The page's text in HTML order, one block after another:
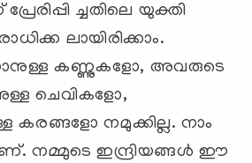
ച്ചതിലെ യുക്തി
ലായിരിക്കാം.
കണ്ണുകളോ, അവരുടെ
ചെവികളോ,
കരങ്ങളോ നമുക്കില്ല. നാം
നമ്മുടെ ഇന്ദ്രിയങ്ങള്‍ ഈ